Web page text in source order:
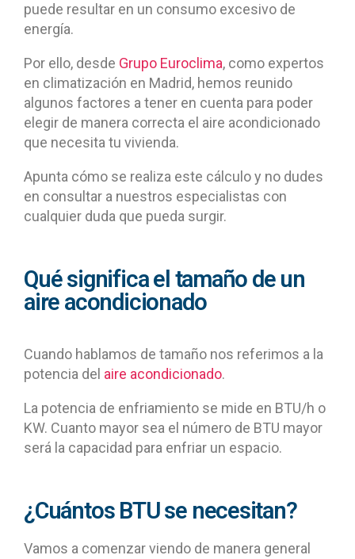
puede resultar en un consumo excesivo de
energía.
Por ello, desde Grupo Euroclima, como expertos
en climatización en Madrid, hemos reunido
algunos factores a tener en cuenta para poder
elegir de manera correcta el aire acondicionado
que necesita tu vivienda.
Apunta cómo se realiza este cálculo y no dudes
en consultar a nuestros especialistas con
cualquier duda que pueda surgir.
Qué significa el tamaño de un
aire acondicionado
Cuando hablamos de tamaño nos referimos a la
potencia del aire acondicionado.
La potencia de enfriamiento se mide en BTU/h o
KW. Cuanto mayor sea el número de BTU mayor
será la capacidad para enfriar un espacio.
¿Cuántos BTU se necesitan?
Vamos a comenzar viendo de manera general